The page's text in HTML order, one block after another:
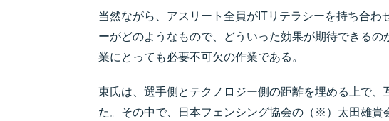
当然ながら、アスリート全員がITリテラシーを持ち合
ーがどのようなもので、どういった効果が期待できる
業にとっても必要不可欠の作業である。
東氏は、選手側とテクノロジー側の距離を埋める上で、
た。その中で、日本フェンシング協会の（※）太田雄貴